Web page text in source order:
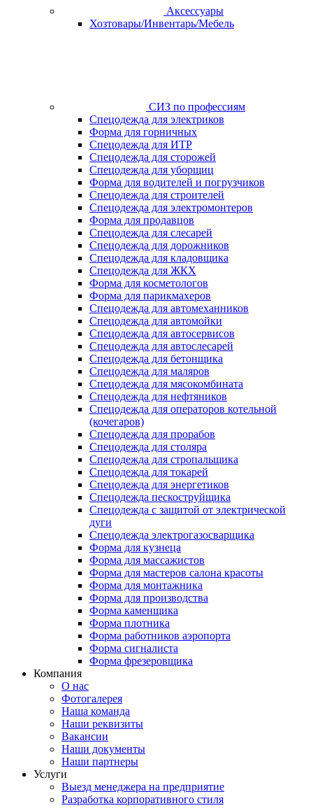
Аксессуары
Хозтовары/Инвентарь/Мебель
СИЗ по профессиям
Спецодежда для электриков
Форма для горничных
Спецодежда для ИТР
Спецодежда для сторожей
Спецодежда для уборщиц
Форма для водителей и погрузчиков
Спецодежда для строителей
Спецодежда для электромонтеров
Форма для продавцов
Спецодежда для слесарей
Спецодежда для дорожников
Спецодежда для кладовщика
Спецодежда для ЖКХ
Форма для косметологов
Форма для парикмахеров
Спецодежда для автомеханников
Спецодежда для автомойки
Спецодежда для автосервисов
Спецодежда для автослесарей
Спецодежда для бетонщика
Спецодежда для маляров
Спецодежда для мясокомбината
Спецодежда для нефтяников
Спецодежда для операторов котельной
(кочегаров)
Спецодежда для прорабов
Спецодежда для столяра
Спецодежда для стропальщика
Спецодежда для токарей
Спецодежда для энергетиков
Спецодежда пескоструйщика
Спецодежда с защитой от электрической
дуги
Спецодежда электрогазосварщика
Форма для кузнеца
Форма для массажистов
Форма для мастеров салона красоты
Форма для монтажника
Форма для производства
Форма каменщика
Форма плотника
Форма работников аэропорта
Форма сигналиста
Форма фрезеровщика
Компания
О нас
Фотогалерея
Наша команда
Наши реквизиты
Вакансии
Наши документы
Наши партнеры
Услуги
Выезд менеджера на предприятие
Разработка корпоративного стиля